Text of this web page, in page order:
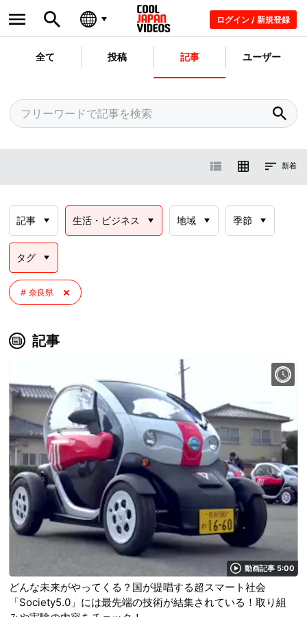
ログイン / 新規登録
全て 投稿 記事 ユーザー
新着
記事 生活・ビジネス 地域 季節
タグ
奈良県
記事
動画記事 5:00
どんな未来がやってくる？国が提唱する超スマート社会
「Society5.0」には最先端の技術が結集されている！取り組